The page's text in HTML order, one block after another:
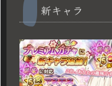
新キャラ